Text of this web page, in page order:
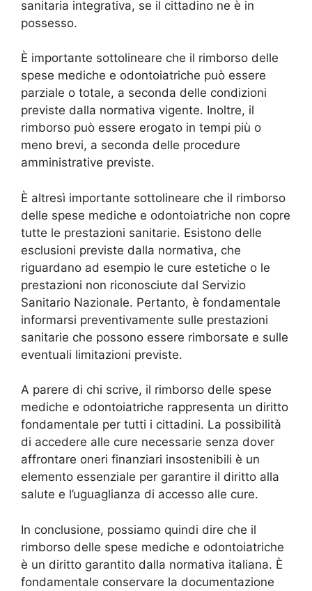
sanitaria integrativa, se il cittadino ne è in
possesso.
È importante sottolineare che il rimborso delle
spese mediche e odontoiatriche può essere
parziale o totale, a seconda delle condizioni
previste dalla normativa vigente. Inoltre, il
rimborso può essere erogato in tempi più o
meno brevi, a seconda delle procedure
amministrative previste.
È altresì importante sottolineare che il rimborso
delle spese mediche e odontoiatriche non copre
tutte le prestazioni sanitarie. Esistono delle
esclusioni previste dalla normativa, che
riguardano ad esempio le cure estetiche o le
prestazioni non riconosciute dal Servizio
Sanitario Nazionale. Pertanto, è fondamentale
informarsi preventivamente sulle prestazioni
sanitarie che possono essere rimborsate e sulle
eventuali limitazioni previste.
A parere di chi scrive, il rimborso delle spese
mediche e odontoiatriche rappresenta un diritto
fondamentale per tutti i cittadini. La possibilità
di accedere alle cure necessarie senza dover
affrontare oneri finanziari insostenibili è un
elemento essenziale per garantire il diritto alla
salute e l’uguaglianza di accesso alle cure.
In conclusione, possiamo quindi dire che il
rimborso delle spese mediche e odontoiatriche
è un diritto garantito dalla normativa italiana. È
fondamentale conservare la documentazione